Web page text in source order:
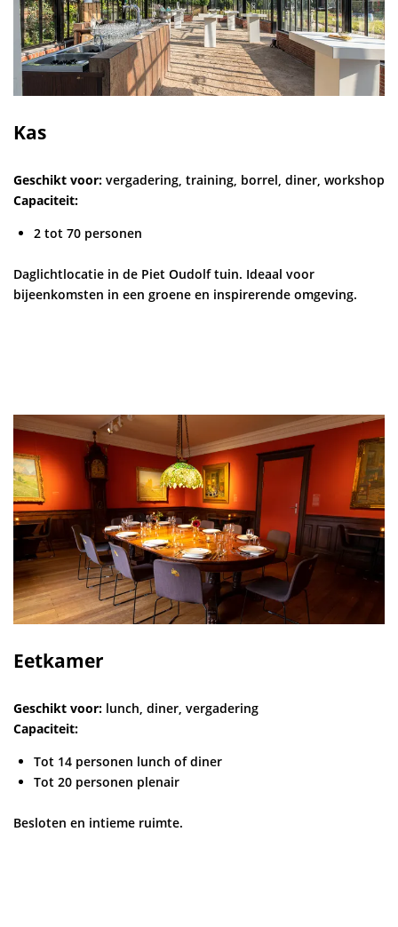
Kas
Geschikt voor: vergadering, training, borrel, diner, workshop
Capaciteit:
2 tot 70 personen
Daglichtlocatie in de Piet Oudolf tuin. Ideaal voor
bijeenkomsten in een groene en inspirerende omgeving.
Eetkamer
Geschikt voor: lunch, diner, vergadering
Capaciteit:
Tot 14 personen lunch of diner
Tot 20 personen plenair
Besloten en intieme ruimte.